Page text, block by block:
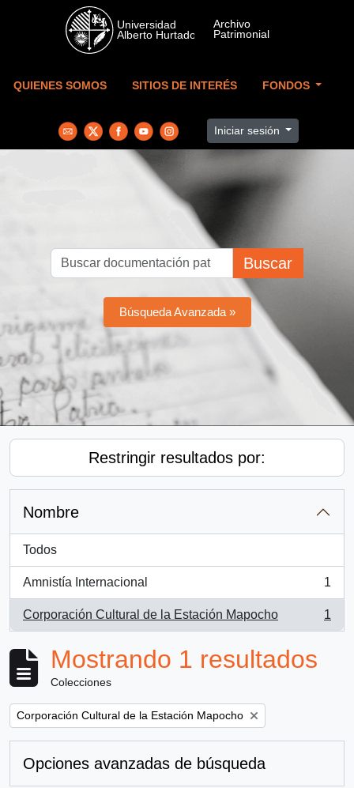
Skip to main content
QUIENES SOMOS SITIOS DE INTERÉS FONDOS
Iniciar sesión
Buscar
Búsqueda Avanzada »
Restringir resultados por:
Nombre
Todos
Amnistía Internacional
, 1 resultados
1
Corporación Cultural de la Estación Mapocho
, 1 resultados
1
Mostrando 1 resultados
Colecciones
Remove filter:
Corporación Cultural de la Estación Mapocho
Opciones avanzadas de búsqueda